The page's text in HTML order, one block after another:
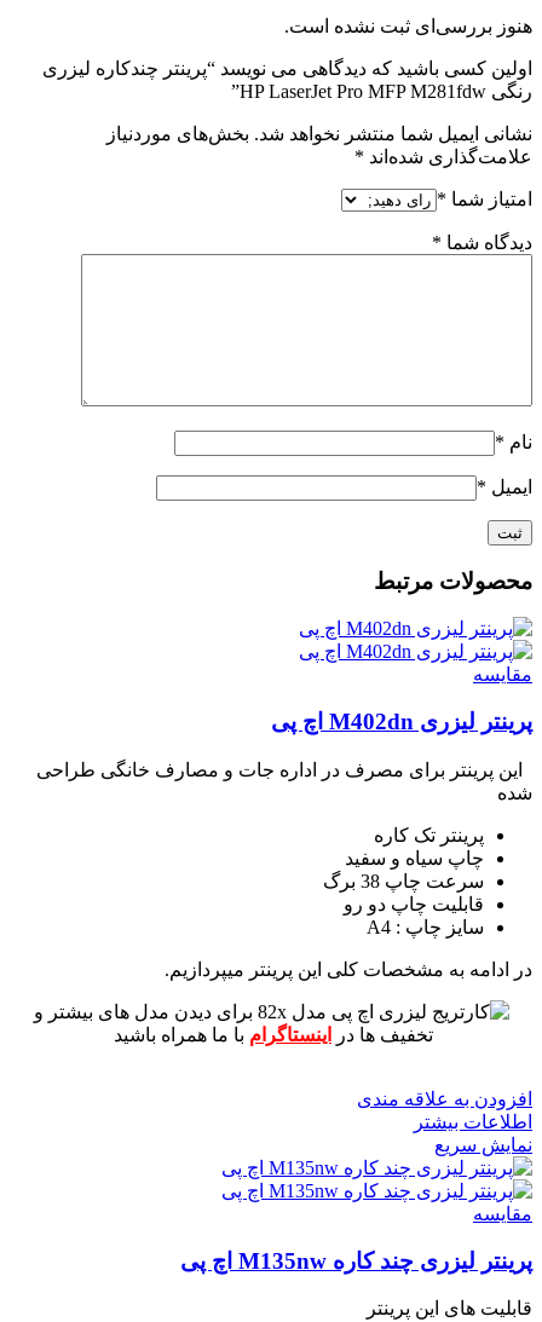
هنوز بررسی‌ای ثبت نشده است.
اولین کسی باشید که دیدگاهی می نویسد “پرینتر چندکاره لیزری
رنگی HP LaserJet Pro MFP M281fdw”
نشانی ایمیل شما منتشر نخواهد شد. بخش‌های موردنیاز
علامت‌گذاری شده‌اند *
امتیاز شما *
دیدگاه شما *
نام *
ایمیل *
محصولات مرتبط
مقايسه
پرینتر لیزری M402dn اچ پی
این پرینتر برای مصرف در اداره جات و مصارف خانگی طراحی
شده
پرینتر تک کاره
چاپ سیاه و سفید
سرعت چاپ 38 برگ
قابلیت چاپ دو رو
سایز چاپ : A4
در ادامه به مشخصات کلی این پرینتر میپردازیم.
برای دیدن مدل های بیشتر و
تخفیف ها در
اینستاگرام با ما همراه باشید
افزودن به علاقه مندی
اطلاعات بیشتر
نمایش سریع
مقايسه
پرینتر لیزری چند کاره M135nw اچ پی
قابلیت های این پرینتر